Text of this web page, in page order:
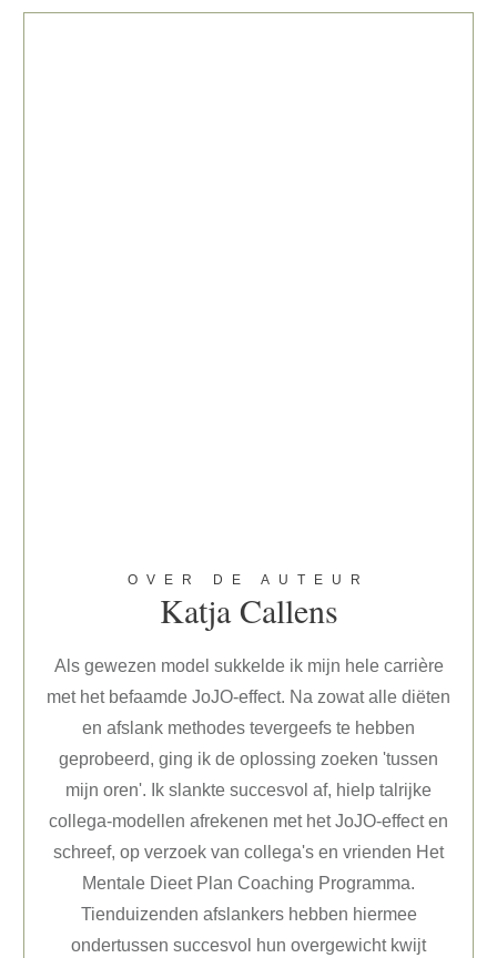
OVER DE AUTEUR
Katja Callens
Als gewezen model sukkelde ik mijn hele carrière
met het befaamde JoJO-effect. Na zowat alle diëten
en afslank methodes tevergeefs te hebben
geprobeerd, ging ik de oplossing zoeken 'tussen
mijn oren'. Ik slankte succesvol af, hielp talrijke
collega-modellen afrekenen met het JoJO-effect en
schreef, op verzoek van collega's en vrienden Het
Mentale Dieet Plan Coaching Programma.
Tienduizenden afslankers hebben hiermee
ondertussen succesvol hun overgewicht kwijt